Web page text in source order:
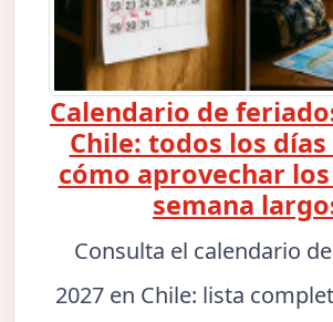
Calendario de
Chile: todos los
cómo aprovechar
semana
Consulta el calendario
2027 en Chile: lista